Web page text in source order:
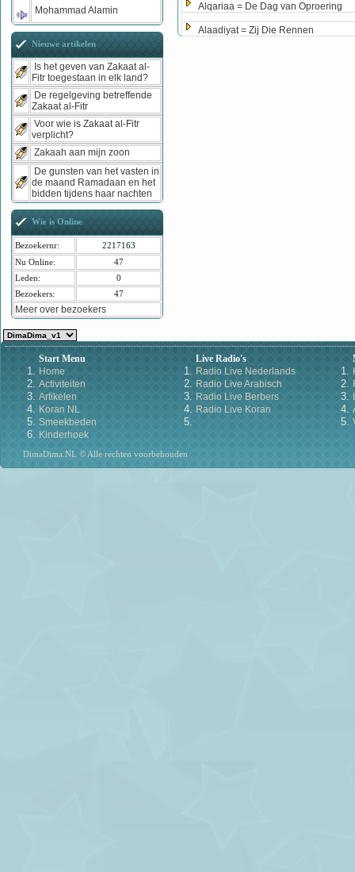
Alqariaa = De Dag van Oproering
Alaadiyat = Zij Die Rennen
Mohammad Alamin
Nieuwe artikelen
Is het geven van Zakaat al-
Fitr toegestaan in elk land?
De regelgeving betreffende
Zakaat al-Fitr
Voor wie is Zakaat al-Fitr
verplicht?
Zakaah aan mijn zoon
De gunsten van het vasten in
de maand Ramadaan en het
bidden tijdens haar nachten
Wie is Online
Bezoekernr:
2217163
Nu Online:
47
Leden:
0
Bezoekers:
47
Meer over bezoekers
Start Menu
Home
Activiteiten
Artikelen
Koran NL
Smeekbeden
Kinderhoek
Live Radio's
Radio Live Nederlands
Radio Live Arabisch
Radio Live Berbers
Radio Live Koran
DimaDima.NL © Alle rechten voorbehouden